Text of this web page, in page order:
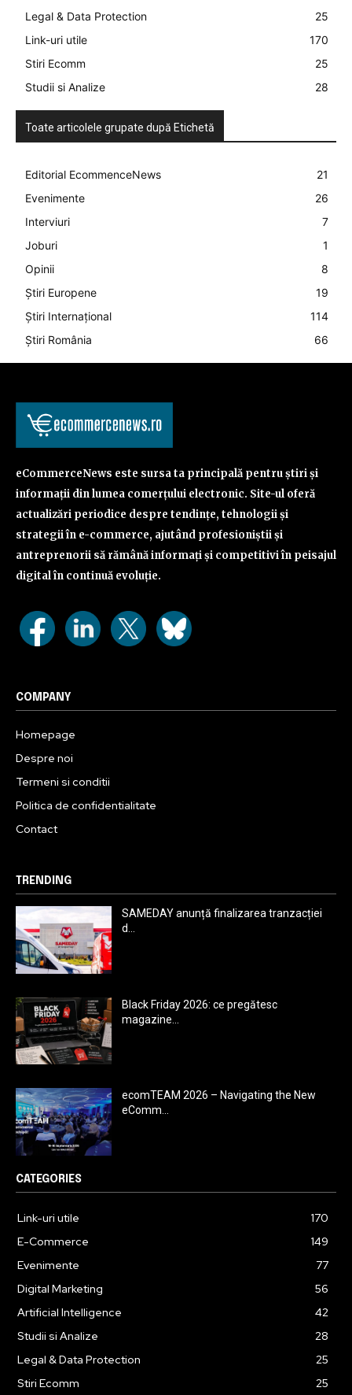
Legal & Data Protection
25
Link-uri utile
170
Stiri Ecomm
25
Studii si Analize
28
Toate articolele grupate după Etichetă
Editorial EcommenceNews
21
Evenimente
26
Interviuri
7
Joburi
1
Opinii
8
Știri Europene
19
Știri Internațional
114
Știri România
66
eCommerceNews este sursa ta principală pentru știri și
informații din lumea comerțului electronic. Site-ul oferă
actualizări periodice despre tendințe, tehnologii și
strategii în e-commerce, ajutând profesioniștii și
antreprenorii să rămână informați și competitivi în peisajul
digital în continuă evoluție.
COMPANY
Homepage
Despre noi
Termeni si conditii
Politica de confidentialitate
Contact
TRENDING
SAMEDAY anunță finalizarea tranzacției
d...
Black Friday 2026: ce pregătesc
magazine...
ecomTEAM 2026 – Navigating the New
eComm...
CATEGORIES
Link-uri utile
170
E-Commerce
149
Evenimente
77
Digital Marketing
56
Artificial Intelligence
42
Studii si Analize
28
Legal & Data Protection
25
Stiri Ecomm
25